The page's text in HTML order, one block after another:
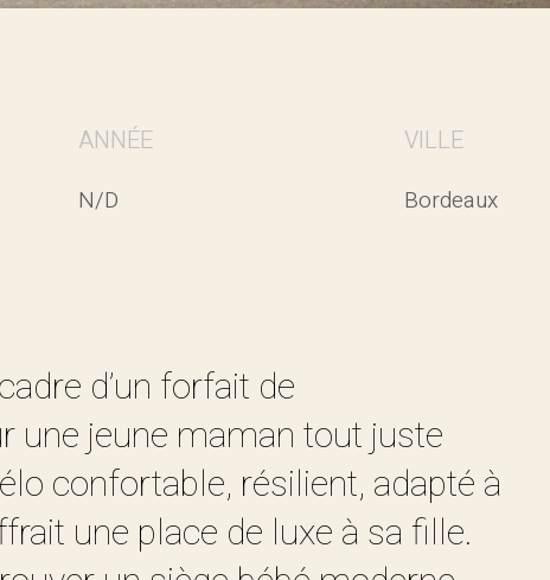
ANNÉE
N/D
VILLE
Bordeaux
d’un forfait de
une jeune maman tout juste
confortable, résilient, adapté à
une place de luxe à sa fille.